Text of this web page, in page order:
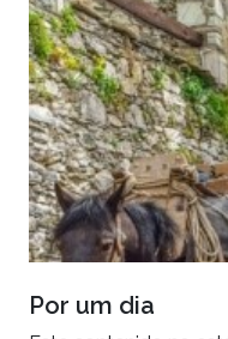
Por um dia